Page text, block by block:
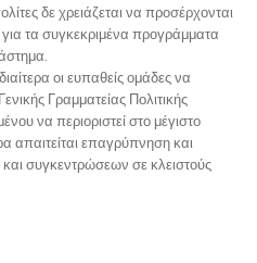
δε χρειάζεται να προσέρχονται
τα συγκεκριμένα προγράμματα
οι ευπαθείς ομάδες να
Γραμματείας Πολιτικής
να περιοριστεί στο μέγιστο
απαιτείται επαγρύπνηση και
συγκεντρώσεων σε κλειστούς